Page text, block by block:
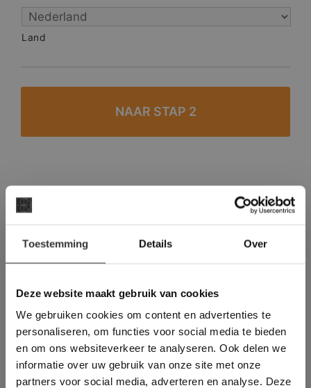
Toestemming Details Over
Deze website maakt gebruik van cookies
We gebruiken cookies om content en advertenties te
personaliseren, om functies voor social media te bieden
en om ons websiteverkeer te analyseren. Ook delen we
informatie over uw gebruik van onze site met onze
partners voor social media, adverteren en analyse. Deze
Land
#1 in de categorie vloeren op Trustpilot
Binnen 24 uur een passende offerte
Meer dan 500 m2 showroom
Deze website maakt
gebruik van cookies.
This Cookie Banner was deleted and is no
longer working. Please contact the website
administrator.
Deze website gebruikt cookies om de
gebruikerservaring te verbeteren. Door
gebruik te maken van onze website geeft u
toestemming voor alle cookies in
overeenstemming met ons cookiebeleid.Lees